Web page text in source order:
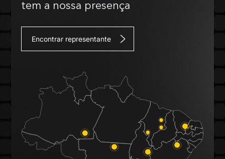
tem a nossa presença
Encontrar representante